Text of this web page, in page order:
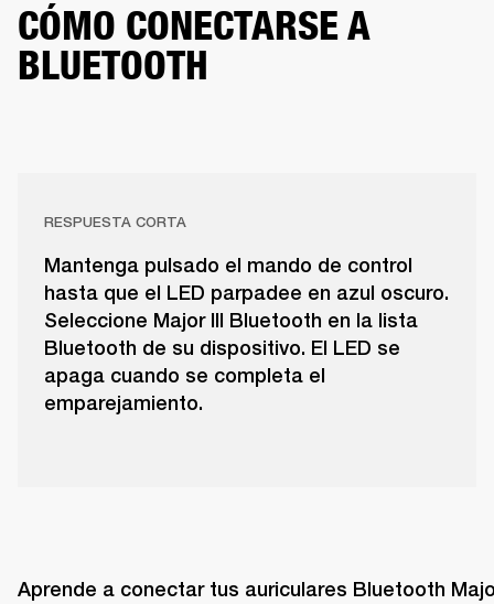
CÓMO CONECTARSE A
BLUETOOTH
RESPUESTA CORTA
Mantenga pulsado el mando de control
hasta que el LED parpadee en azul oscuro.
Seleccione Major III Bluetooth en la lista
Bluetooth de su dispositivo. El LED se
apaga cuando se completa el
emparejamiento.
Aprende a conectar tus auriculares Bluetooth